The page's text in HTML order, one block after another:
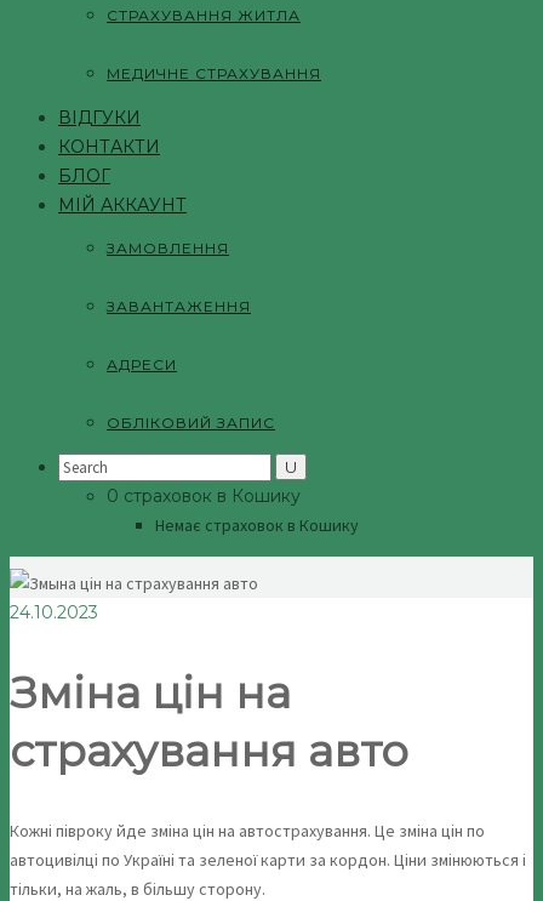
СТРАХУВАННЯ ЖИТЛА
МЕДИЧНЕ СТРАХУВАННЯ
ВІДГУКИ
КОНТАКТИ
БЛОГ
МІЙ АККАУНТ
ЗАМОВЛЕННЯ
ЗАВАНТАЖЕННЯ
АДРЕСИ
ОБЛІКОВИЙ ЗАПИС
Search
0 страховок в Кошику
Немає страховок в Кошику
24.10.2023
Зміна цін на
страхування авто
Кожні півроку йде зміна цін на автострахування. Це зміна цін по
автоцивілці по Україні та зеленої карти за кордон. Ціни змінюються і
тільки, на жаль, в більшу сторону.